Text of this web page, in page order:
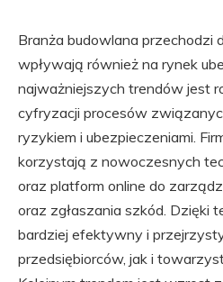
Branża budowlana przechodzi
wpływają również na rynek
najważniejszych trendów jest
cyfryzacji procesów
ryzykiem i ubezpieczeniami.
korzystają z nowoczesnych
oraz platform online do
oraz zgłaszania szkód. Dzięki
bardziej efektywny i
przedsiębiorców, jak i